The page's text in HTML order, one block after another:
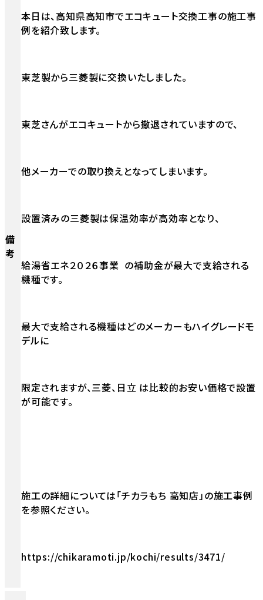
備
考
本日は、高知県高知市でエコキュート交換工事の施工事
例を紹介致します。
東芝製から三菱製に交換いたしました。
東芝さんがエコキュートから撤退されていますので、
他メーカーでの取り換えとなってしまいます。
設置済みの三菱製は保温効率が高効率となり、
給湯省エネ２０２６事業 の補助金が最大で支給される
機種です。
最大で支給される機種はどのメーカーもハイグレードモ
デルに
限定されますが、三菱、日立 は比較的お安い価格で設置
が可能です。
施工の詳細については「チカラもち 高知店」の施工事例
を参照ください。
https://chikaramoti.jp/kochi/results/3471/